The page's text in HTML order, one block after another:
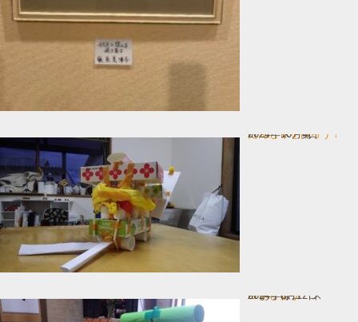
だんじりを作ろう！
In コース一覧
2024年10月4日
工作しょう！
In お子様コース
2024年8月12日